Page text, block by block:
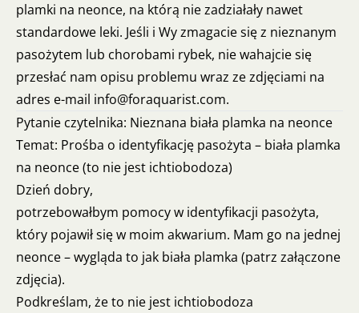
plamki na neonce, na którą nie zadziałały nawet
standardowe leki. Jeśli i Wy zmagacie się z nieznanym
pasożytem lub chorobami rybek, nie wahajcie się
przesłać nam opisu problemu wraz ze zdjęciami na
adres e-mail info@foraquarist.com.
Pytanie czytelnika: Nieznana biała plamka na neonce
Temat: Prośba o identyfikację pasożyta – biała plamka
na neonce (to nie jest ichtiobodoza)
Dzień dobry,
potrzebowałbym pomocy w identyfikacji pasożyta,
który pojawił się w moim akwarium. Mam go na jednej
neonce – wygląda to jak biała plamka (patrz załączone
zdjęcia).
Podkreślam, że to nie jest ichtiobodoza